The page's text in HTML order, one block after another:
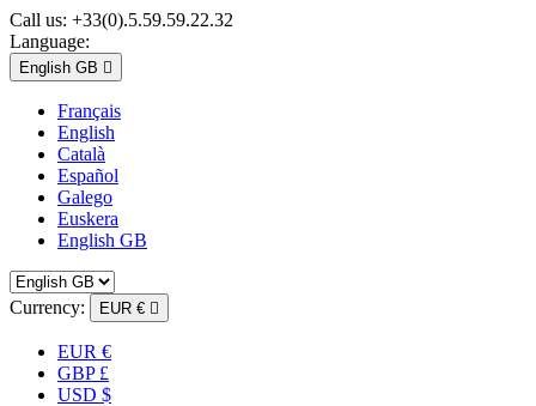
Call us: +33(0).5.59.59.22.32
Language:
English GB 
Français
English
Català
Español
Galego
Euskera
English GB
Currency: EUR € 
EUR €
GBP £
USD $